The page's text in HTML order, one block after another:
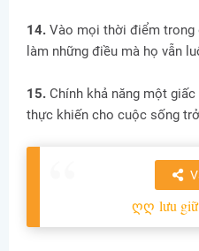
14. Vào mọi thời điểm
làm những điều mà họ vẫn
15. Chính khả năng một
thực khiến cho cuộc sống
ღღ lưu